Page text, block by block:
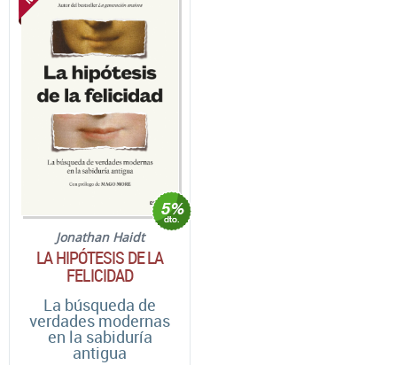
Jonathan Haidt
LA HIPÓTESIS DE LA
FELICIDAD
La búsqueda de
verdades modernas
en la sabiduría
antigua